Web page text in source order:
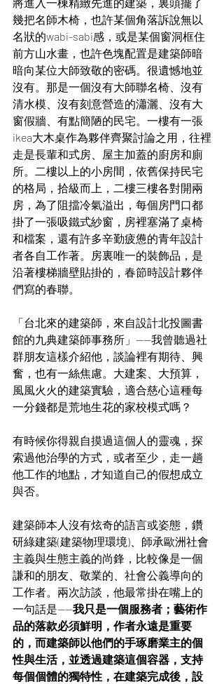
將進入一棟精緻先進的建築，裏頭擺了
幾把名師木椅，也許某個角落訴說無以
名狀的wabi-sabi感，或是某個窗洞框住
前方山水畫，也許色塊配置是建築師暗
暗向某位大師致敬的密碼。很遺憾地並
沒有。那是一個沒有大師聯名椅、沒有
清水模、沒有刻意營造的瀟灑、沒有大
窗假牆、有點簡陋的民宅。一樓有一張
ikea大木桌作為夥伴齊聚討論之用，往裡
走是長輩和式房、屋主加蓋的廚房和廁
所。二樓以上的小房間，依舊保持民宅
的格局，拾級而上，二樓三樓各對開兩
房，為了阻擋冷氣溢出，每個房門口都
掛了一張吸鐵式紗窗，房裡塞滿了桌椅
和檔案，還有許多辛勤疲憊的青年設計
者各自工作著。房裏唯一的裝飾品，是
沿著樓梯牆壁貼掛的，春節時設計夥伴
們寫的春聯。
「台北來的建築師，來自設計北投圖書
館的九典建築師事務所」——我曾聽過社
群朋友這樣介紹他，談論裡有期待、興
奮，也有一絲焦慮。大建案、大預算，
風風火火的建築實驗，適合慈心這種每
一分錢都是荒地生花的家校模式嗎？
有時候你得親自摸過這個人的靈魂，探
索過他治學的方式，或者至少，走一趟
他工作的地點，才知道自己的假想成立
與否。
建築師本人沒有炫奇的語言或姿態，鑽
研綠建築(建築物理環境)、師承歐洲社會
主義與生態主義的尚鋒，比較像是一個
謙和的朋友、敬業的、社會公義導向的
工作者。兩次訪談，他最常掛在嘴上的
一句話是——我只是一個服務者；藝術作
品的落款必須鮮明，作者永遠是重要
的，而建築師以他們的手琢磨業主的個
性與生活，並透過建築這個容器，支持
每個個體的獨特性，在建築完成後，設